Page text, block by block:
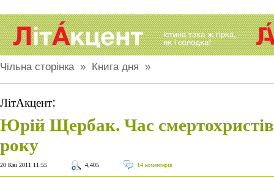
Чільна сторінка» Книга дня »
ЛітАкцент:
Юрій Щербак. Час
року
20 Кві 2011 11:55 4,405 14 коментарів